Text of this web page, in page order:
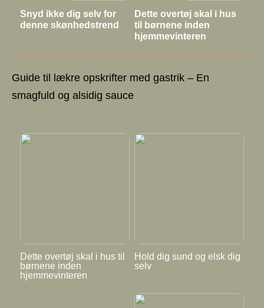
Snyd ikke dig selv for
denne skønhedstrend
Dette overtøj skal i hus
til børnene inden
hjemmevinteren
Guide til lækre opskrifter med gastrik – En
smagfuld og alsidig sauce
Dette overtøj skal i hus til
børnene inden
hjemmevinteren
Hold dig sund og elsk dig
selv